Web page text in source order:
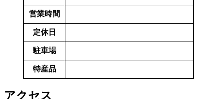
営業時間
定休日
駐車場
特産品
アクセス